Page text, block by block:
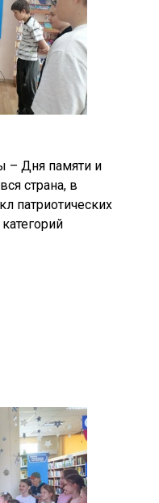
– Дня памяти и
страна, в
патриотических